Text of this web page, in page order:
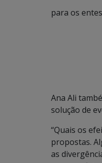
para os
Ana Ali
solução de
“Quais os
propostas.
as